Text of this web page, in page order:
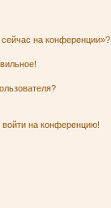
на конференции»?
на конференцию!